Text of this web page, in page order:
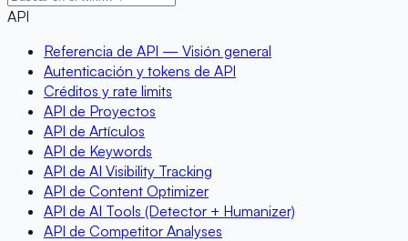
API
Referencia de API — Visión general
Autenticación y tokens de API
Créditos y rate limits
API de Proyectos
API de Artículos
API de Keywords
API de AI Visibility Tracking
API de Content Optimizer
API de AI Tools (Detector + Humanizer)
API de Competitor Analyses